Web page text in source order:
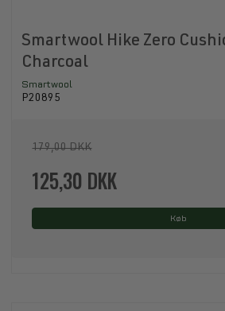
Smartwool Hike Zero
Charcoal
Smartwool
P20895
179,00 DKK
125,30 DKK
Køb